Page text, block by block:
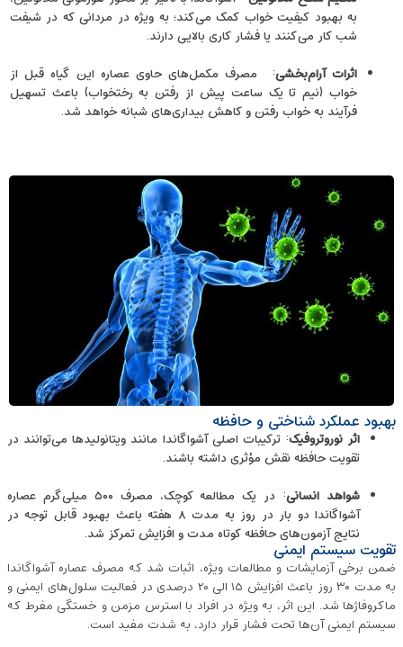
به بهبود کیفیت خواب کمک می‌کند؛ به ‌ویژه در مردانی که در شیفت
شب‌ کار می‌کنند یا فشار کاری بالایی دارند.
اثرات آرام‌بخشی: مصرف مکمل‌های حاوی عصاره این گیاه قبل از
خواب (نیم تا یک ساعت پیش از رفتن به رختخواب) باعث تسهیل
فرآیند به خواب رفتن و کاهش بیداری‌های شبانه خواهد شد.
بهبود عملکرد شناختی و حافظه
اثر نوروتروفیک: ترکیبات اصلی آشواگاندا مانند ویتانولیدها می‌توانند در
تقویت حافظه نقش مؤثری داشته باشند.
شواهد انسانی
: در یک مطالعه کوچک، مصرف ۵۰۰ میلی‌گرم عصاره
آشواگاندا دو بار در روز به مدت ۸ هفته باعث بهبود قابل ‌توجه در
نتایج آزمون‌های حافظه کوتاه ‌مدت و افزایش تمرکز شد.
تقویت سیستم ایمنی
ضمن برخی آزمایشات و مطالعات ویژه، اثبات شد که مصرف عصاره آشواگاندا
به مدت ۳۰ روز باعث افزایش ۱۵ الی ۲۰ درصدی در فعالیت سلول‌های ایمنی و
ماکروفاژها شد. این اثر، به ‌ویژه در افراد با استرس مزمن و خستگی مفرط که
سیستم ایمنی آن‌ها تحت فشار قرار دارد، به شدت مفید است.